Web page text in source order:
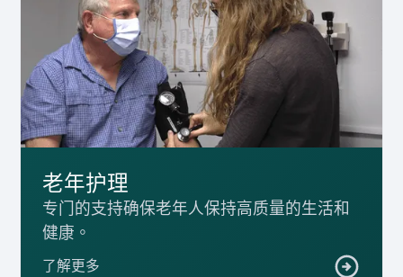
老年护理
专门的支持确保老年人保持高质量的生活和
健康。
了解更多